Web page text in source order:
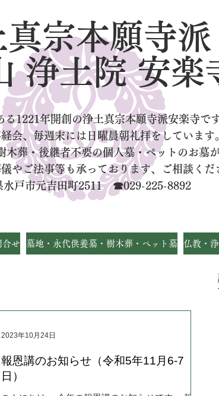
真宗本願寺派
浄土院 安楽
る1221年開創の浄土真宗本願寺派安楽寺です
会、毎週末には日曜晨朝礼拝をしています
木葬・後継者不要の個人墓・ペットのお墓
やご法事等も承っております、ご相談くだ
水戸市元吉田町2511 ☎029-225-8892
合せ 墓地・永代供養墓・樹木葬・ペット墓 仏教・
報恩講のお知らせ（令和5年11月6-7
日）
2023年10月24日